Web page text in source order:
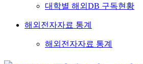
대학별 해외DB 구독현황
해외전자자료 통계
해외전자자료 통계